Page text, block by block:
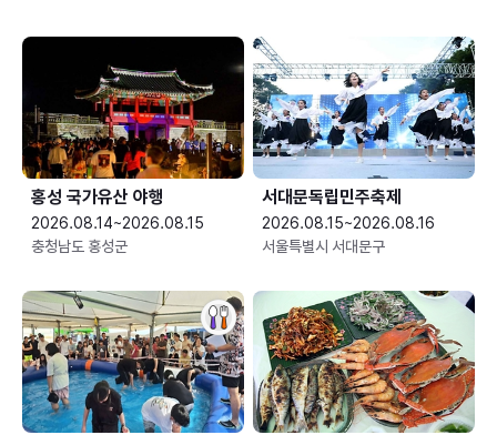
홍성 국가유산 야행
2026.08.14~2026.08.15
충청남도 홍성군
서대문독립민주축제
2026.08.15~2026.08.16
서울특별시 서대문구